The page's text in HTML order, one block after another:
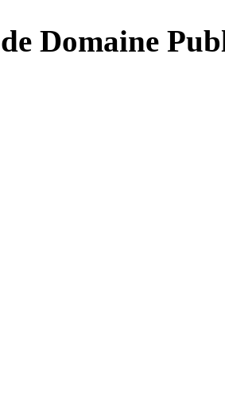
Domaine